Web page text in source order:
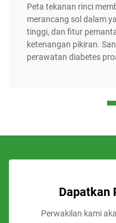
Peta tekanan rinci
merancang sol dalam
tinggi, dan fitur
ketenangan pikiran.
perawatan diabetes
Dapatkan
Perwakilan kami